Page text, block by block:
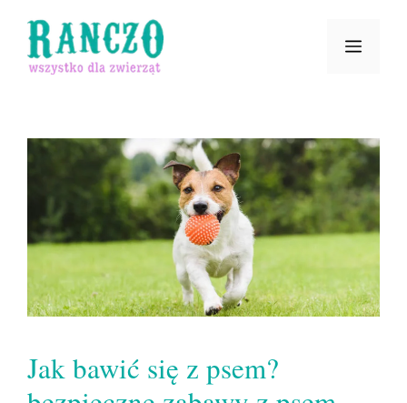
treści
Menu
Jak bawić się z psem?